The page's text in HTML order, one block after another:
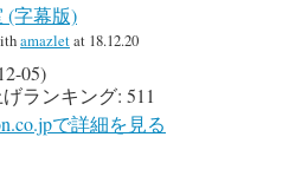
(字幕版)
amazletat 18.12.20
05)
ランキング: 511
で詳細を見る